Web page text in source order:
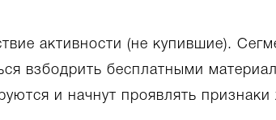
активности (не купившие).
взбодрить бесплатными
и начнут проявлять